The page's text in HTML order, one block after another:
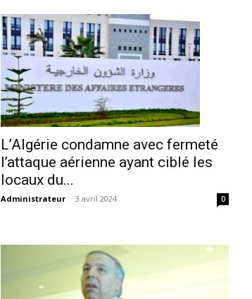
L’Algérie condamne avec fermeté
l’attaque aérienne ayant ciblé les
locaux du...
Administrateur - 3 avril 2024 0